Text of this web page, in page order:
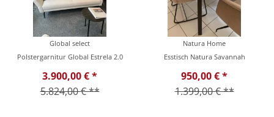
Global select
Polstergarnitur Global Estrela 2.0
3.900,00 € *
5.824,00 € **
Natura Home
Esstisch Natura Savannah
950,00 € *
1.399,00 € **